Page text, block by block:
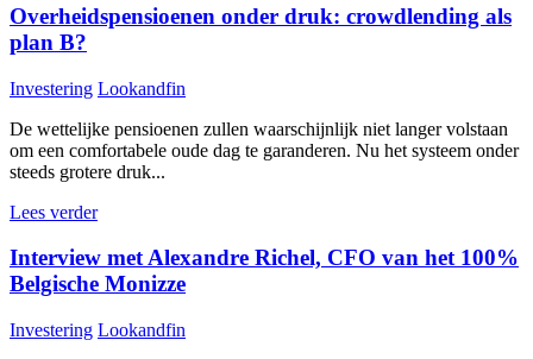
Overheidspensioenen onder druk: crowdlending als
plan B?
Investering Lookandfin
De wettelijke pensioenen zullen waarschijnlijk niet langer volstaan
om een comfortabele oude dag te garanderen. Nu het systeem onder
steeds grotere druk...
Lees verder
Interview met Alexandre Richel, CFO van het 100%
Belgische Monizze
Investering Lookandfin